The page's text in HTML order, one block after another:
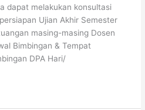
dapat melakukan konsultasi
Ujian Akhir Semester
masing-masing Dosen
Bimbingan & Tempat
DPA Hari/